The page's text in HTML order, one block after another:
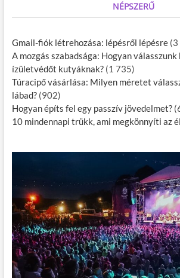
NÉPSZERŰ
Gmail-fiók létrehozása: lépésről lépésre
A mozgás szabadsága: Hogyan válasszunk
ízületvédőt kutyáknak? (1 735)
Túracipő vásárlása: Milyen méretet
lábad? (902)
Hogyan építs fel egy passzív jövedelmet?
10 mindennapi trükk, ami megkönnyíti az